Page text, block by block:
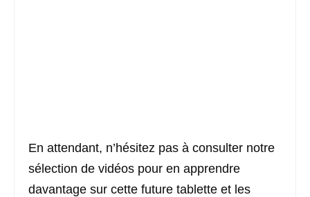
En attendant, n’hésitez pas à consulter notre
sélection de vidéos pour en apprendre
davantage sur cette future tablette et les